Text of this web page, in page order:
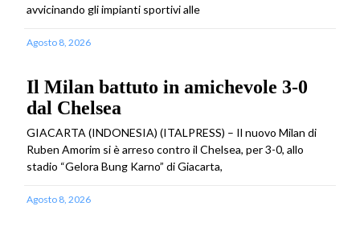
avvicinando gli impianti sportivi alle
Agosto 8, 2026
Il Milan battuto in amichevole 3-0
dal Chelsea
GIACARTA (INDONESIA) (ITALPRESS) – Il nuovo Milan di
Ruben Amorim si è arreso contro il Chelsea, per 3-0, allo
stadio “Gelora Bung Karno” di Giacarta,
Agosto 8, 2026